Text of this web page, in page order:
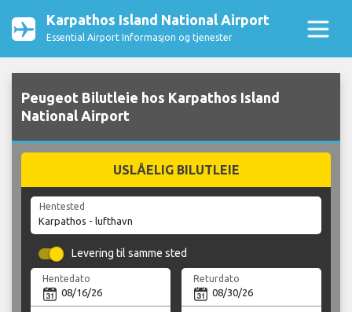
Karpathos Island National Airport
Essential Airport Informasjon og tjenester
Peugeot Bilutleie hos Karpathos Island
National Airport
USLÅELIG BILUTLEIE
Hentested
Levering til samme sted
Hentedato Returdato